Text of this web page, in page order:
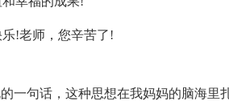
!老师，您辛苦了!
一句话，这种思想在我妈妈的脑海里